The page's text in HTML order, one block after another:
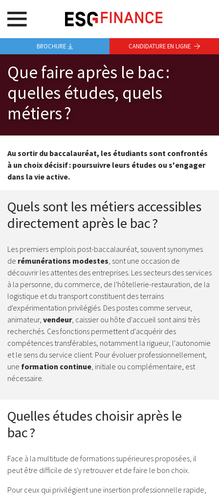
Que faire après le bac :
quelles études, quels
métiers ?
Au sortir du baccalauréat, les étudiants sont confrontés
à un choix décisif : poursuivre leurs études ou s'engager
dans la vie active.
Quels sont les métiers accessibles
directement après le bac ?
Les premiers emplois post-baccalauréat, souvent synonymes
de rémunérations modestes, sont une occasion de
découvrir les attentes des entreprises. Les secteurs des services
à la personne, du commerce, de l'hôtellerie-restauration, de la
logistique et du transport constituent des terrains
d'expérimentation privilégiés. Des postes comme serveur,
animateur, vendeur, caissier ou hôte d'accueil sont ainsi très
recherchés. Ces fonctions permettent d'acquérir des
compétences transférables, notamment la rigueur, l'autonomie
et le sens du service client. Pour évoluer professionnellement,
une formation continue, initiale ou complémentaire, est
nécessaire.
Quelles études choisir après le
bac ?
Face à la multitude de formations supérieures proposées, il
peut être difficile de s'y retrouver et de faire le bon choix.
Pour ceux qui privilégient une insertion professionnelle rapide,
BROCHURE CANDIDATURE EN LIGNE